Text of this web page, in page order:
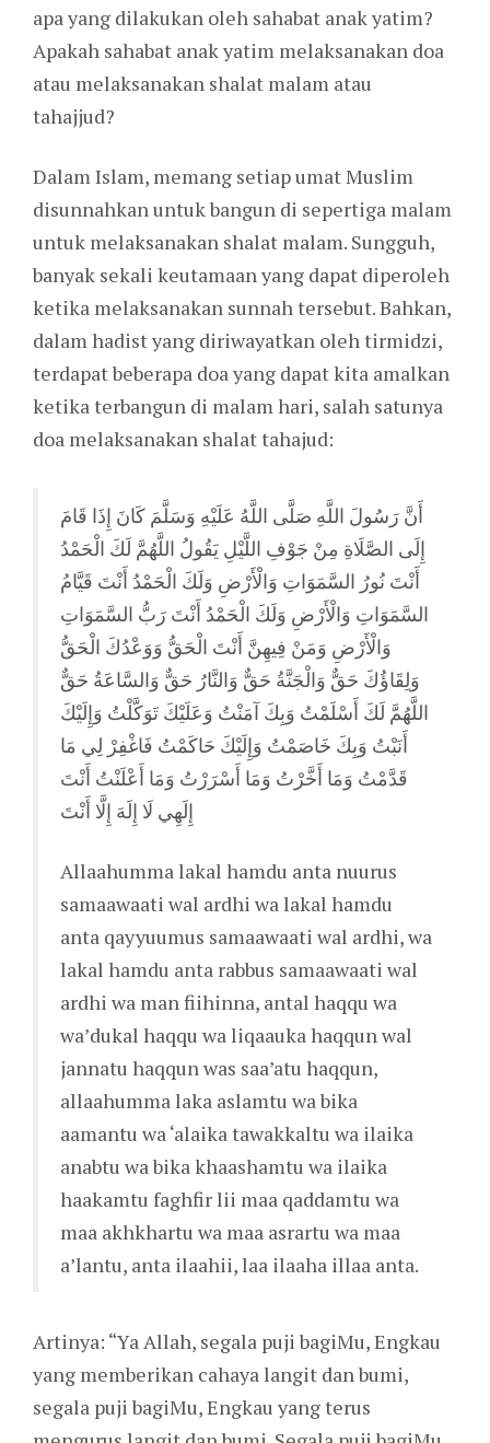
apa yang dilakukan oleh sahabat anak yatim?
Apakah sahabat anak yatim melaksanakan doa
atau melaksanakan shalat malam atau
tahajjud?
Dalam Islam, memang setiap umat Muslim
disunnahkan untuk bangun di sepertiga malam
untuk melaksanakan shalat malam. Sungguh,
banyak sekali keutamaan yang dapat diperoleh
ketika melaksanakan sunnah tersebut. Bahkan,
dalam hadist yang diriwayatkan oleh tirmidzi,
terdapat beberapa doa yang dapat kita amalkan
ketika terbangun di malam hari, salah satunya
doa melaksanakan shalat tahajud:
أَنَّ رَسُولَ اللَّهِ صَلَّى اللَّهُ عَلَيْهِ وَسَلَّمَ كَانَ إِذَا قَامَ
إِلَى الصَّلَاةِ مِنْ جَوْفِ اللَّيْلِ يَقُولُ اللَّهُمَّ لَكَ الْحَمْدُ
أَنْتَ نُورُ السَّمَوَاتِ وَالْأَرْضِ وَلَكَ الْحَمْدُ أَنْتَ قَيَّامُ
السَّمَوَاتِ وَالْأَرْضِ وَلَكَ الْحَمْدُ أَنْتَ رَبُّ السَّمَوَاتِ
وَالْأَرْضِ وَمَنْ فِيهِنَّ أَنْتَ الْحَقُّ وَوَعْدُكَ الْحَقُّ
وَلِقَاؤُكَ حَقٌّ وَالْجَنَّةُ حَقٌّ وَالنَّارُ حَقٌّ وَالسَّاعَةُ حَقٌّ
اللَّهُمَّ لَكَ أَسْلَمْتُ وَبِكَ آمَنْتُ وَعَلَيْكَ تَوَكَّلْتُ وَإِلَيْكَ
أَنَبْتُ وَبِكَ خَاصَمْتُ وَإِلَيْكَ حَاكَمْتُ فَاغْفِرْ لِي مَا
قَدَّمْتُ وَمَا أَخَّرْتُ وَمَا أَسْرَرْتُ وَمَا أَعْلَنْتُ أَنْتَ
إِلَهِي لَا إِلَهَ إِلَّا أَنْتَ
Allaahumma lakal hamdu anta nuurus
samaawaati wal ardhi wa lakal hamdu
anta qayyuumus samaawaati wal ardhi, wa
lakal hamdu anta rabbus samaawaati wal
ardhi wa man fiihinna, antal haqqu wa
wa’dukal haqqu wa liqaauka haqqun wal
jannatu haqqun was saa’atu haqqun,
allaahumma laka aslamtu wa bika
aamantu wa ‘alaika tawakkaltu wa ilaika
anabtu wa bika khaashamtu wa ilaika
haakamtu faghfir lii maa qaddamtu wa
maa akhkhartu wa maa asrartu wa maa
a’lantu, anta ilaahii, laa ilaaha illaa anta.
Artinya: “Ya Allah, segala puji bagiMu, Engkau
yang memberikan cahaya langit dan bumi,
segala puji bagiMu, Engkau yang terus